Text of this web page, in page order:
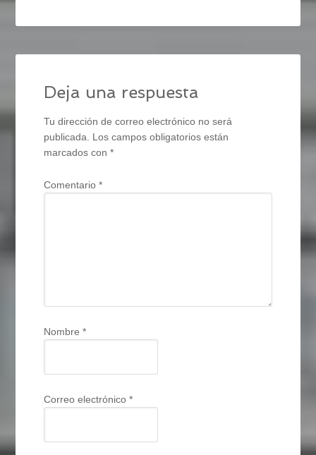
Deja una respuesta
Tu dirección de correo electrónico no será
publicada.
Los campos obligatorios están
marcados con*
Comentario*
Nombre*
Correo electrónico*